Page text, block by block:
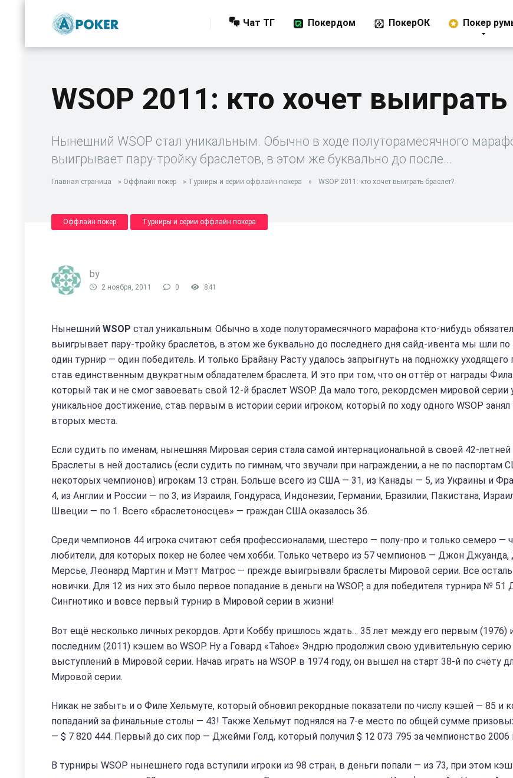
Чат ТГ Покердом ПокерОК Покер
WSOP 2011: кто хочет
Нынешний WSOP стал уникальным. Обычно в ходе полуторамесячного
выигрывает пару-тройку браслетов, в этом же буквально до после…
Главная страница » Оффлайн покер » Турниры и серии оффлайн покера » WSOP 2011: кто хочет выиграть браслет?
Оффлайн покер Турниры и серии оффлайн покера
by
2 ноября, 2011 0 841
Нынешний WSOP стал уникальным. Обычно в ходе полуторамесячного марафона кто-нибудь
выигрывает пару-тройку браслетов, в этом же буквально до последнего дня сайд-ивента мы шли по
один турнир — один победитель. И только Брайану Расту удалось запрыгнуть на подножку уходящего
став единственным двукратным обладателем браслета. И это при том, что он оттёр от награды
который так и не смог завоевать свой 12-й браслет WSOP. Да мало того, рекордсмен мировой серии
уникальное достижение, став первым в истории серии игроком, который по ходу одного WSOP занял
вторых места.
Если судить по именам, нынешняя Мировая серия стала самой интернациональной в своей 42-летней
Браслеты в ней достались (если судить по гимнам, что звучали при награждении, а не по паспортам
некоторых чемпионов) игрокам 13 стран. Больше всего из США — 31, из Канады — 5, из Украины и
4, из Англии и России — по 3, из Израиля, Гондураса, Индонезии, Германии, Бразилии, Пакистана,
Швеции — по 1. Всего «браслетоносцев» — граждан США оказалось 36.
Среди чемпионов 44 игрока считают себя профессионалами, шестеро — полу-про и только семеро —
любители, для которых покер не более чем хобби. Только четверо из 57 чемпионов — Джон
Мерсье, Леонард Мартин и Мэтт Матрос — прежде выигрывали браслеты Мировой серии. Все
новички. Для 12 из них это было первое попадание в деньги на WSOP, а для победителя турнира № 51
Сингнотико и вовсе первый турнир в Мировой серии в жизни!
Вот ещё несколько личных рекордов. Арти Коббу пришлось ждать… 35 лет между его первым (1976)
последним (2011) кэшем во WSOP. Ну а Говард «Tahoe» Эндрю продолжил свою удивительную серию
выступлений в Мировой серии. Начав играть на WSOP в 1974 году, он вышел на старт 38-й по счёту
Мировой серии.
Никак не забыть и о Филе Хельмуте, который обновил рекордные показатели по числу кэшей — 85 и
попаданий за финальные столы — 43! Также Хельмут поднялся на 7-е место по общей сумме
— $ 7 820 444. Первый до сих пор — Джейми Голд, который получил $ 12 073 795 за чемпионство 2006
В турниры WSOP нынешнего года вступили игроки из 98 стран, в деньги попали — из 73, при этом